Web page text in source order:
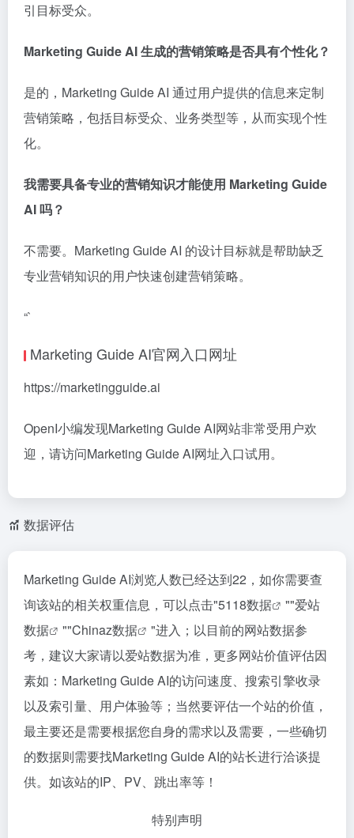
引目标受众。
Marketing Guide AI 生成的营销策略是否具有个性化？
是的，Marketing Guide AI 通过用户提供的信息来定制
营销策略，包括目标受众、业务类型等，从而实现个性
化。
我需要具备专业的营销知识才能使用 Marketing Guide
AI 吗？
不需要。Marketing Guide AI 的设计目标就是帮助缺乏
专业营销知识的用户快速创建营销策略。
“`
Marketing Guide AI官网入口网址
https://marketingguide.ai
OpenI小编发现Marketing Guide AI网站非常受用户欢
迎，请访问Marketing Guide AI网址入口试用。
数据评估
Marketing Guide AI浏览人数已经达到22，如你需要查
询该站的相关权重信息，可以点击"5118数据 ""爱站
数据
""Chinaz数据
"进入；以目前的网站数据参
考，建议大家请以爱站数据为准，更多网站价值评估因
素如：Marketing Guide AI的访问速度、搜索引擎收录
以及索引量、用户体验等；当然要评估一个站的价值，
最主要还是需要根据您自身的需求以及需要，一些确切
的数据则需要找Marketing Guide AI的站长进行洽谈提
供。如该站的IP、PV、跳出率等！
特别声明